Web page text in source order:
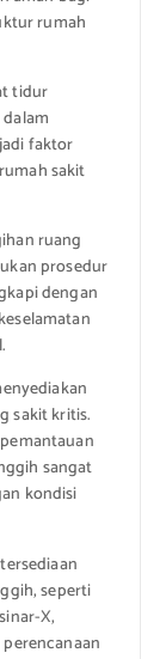
rumah
tidur
faktor
sakit
ruang
prosedur
dengan
sakit kritis.
sangat
kondisi
seperti
X,